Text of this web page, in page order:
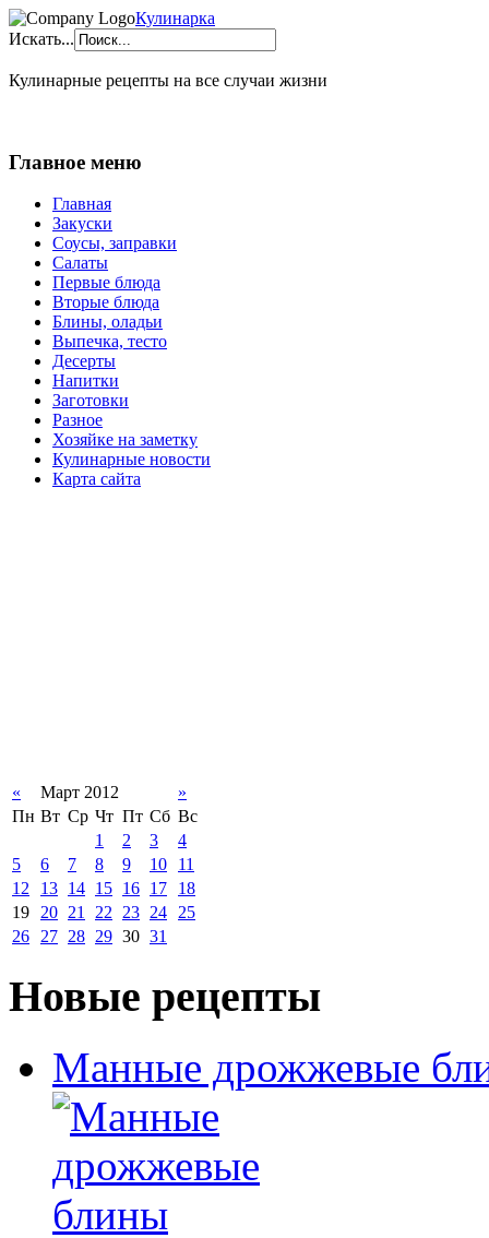
Кулинарка
Искать...
Кулинарные рецепты на все случаи жизни
Главное меню
Главная
Закуски
Соусы, заправки
Салаты
Первые блюда
Вторые блюда
Блины, оладьи
Выпечка, тесто
Десерты
Напитки
Заготовки
Разное
Хозяйке на заметку
Кулинарные новости
Карта сайта
« Март 2012
»
Пн Вт Ср Чт Пт Сб Вс
1
2 3
4
5
6 7 8 9 10
11
12
13 14 15 16 17
18
19 20 21 22 23 24 25
26 27 28 29 30 31
Новые рецепты
Манные дрожжевые